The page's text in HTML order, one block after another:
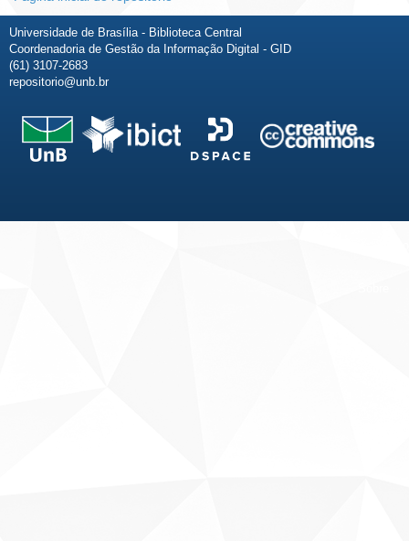
Universidade de Brasília - Biblioteca Central
Coordenadoria de Gestão da Informação Digital - GID
(61) 3107-2683
repositorio@unb.br